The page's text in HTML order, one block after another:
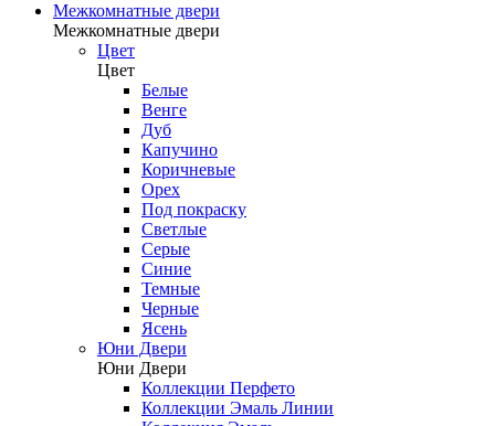
Межкомнатные двери
Межкомнатные двери
Цвет
Цвет
Белые
Венге
Дуб
Капучино
Коричневые
Орех
Под покраску
Светлые
Серые
Синие
Темные
Черные
Ясень
Юни Двери
Юни Двери
Коллекции Перфето
Коллекции Эмаль Линии